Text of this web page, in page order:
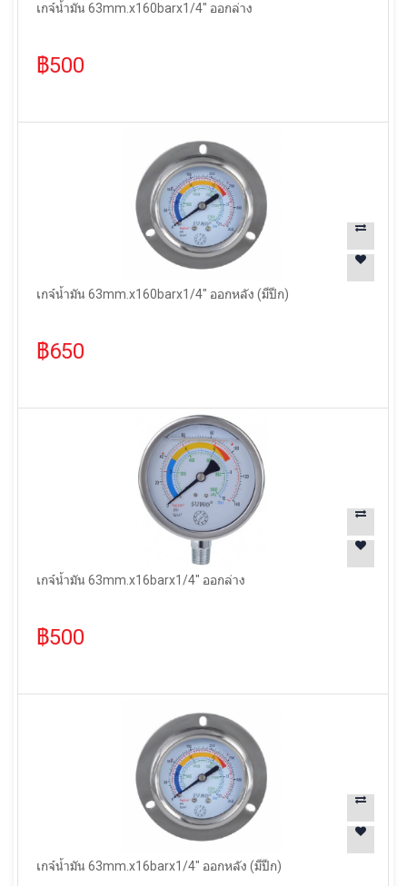
เกจ์น้ำมัน 63mm.x160barx1/4" ออกล่าง
฿500
เกจ์น้ำมัน 63mm.x160barx1/4" ออกหลัง (มีปีก)
฿650
เกจ์น้ำมัน 63mm.x16barx1/4" ออกล่าง
฿500
เกจ์น้ำมัน 63mm.x16barx1/4" ออกหลัง (มีปีก)